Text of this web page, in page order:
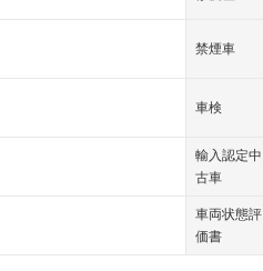
禁煙車
車検
輸入認定中
古車
車両状態評
価書